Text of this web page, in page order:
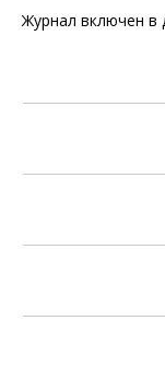
Журнал включен в